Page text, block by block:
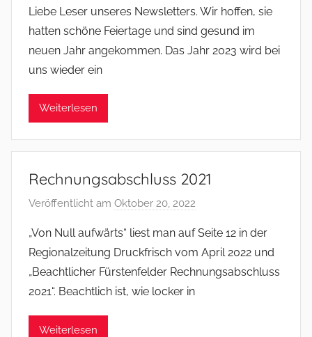
n
f
s
Liebe Leser unseres Newsletters. Wir hoffen, sie
hatten schöne Feiertage und sind gesund im
neuen Jahr angekommen. Das Jahr 2023 wird bei
uns wieder ein
Weiterlesen
Rechnungsabschluss 2021
Veröffentlicht am Oktober 20, 2022
n
f
s
„Von Null aufwärts“ liest man auf Seite 12 in der
Regionalzeitung Druckfrisch vom April 2022 und
„Beachtlicher Fürstenfelder Rechnungsabschluss
2021“. Beachtlich ist, wie locker in
Weiterlesen